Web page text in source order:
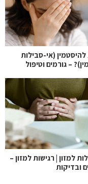
להיסטמין (אי-סבילות
– גורמים וטיפול
למזון | רגישות למזון –
ובדיקות